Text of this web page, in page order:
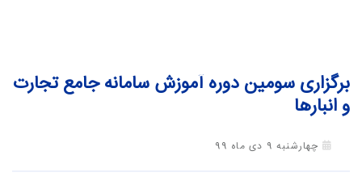
برگزاری سومین دوره آموزش سامانه جامع تجارت
و انبارها
چهارشنبه 9 دی ماه 99